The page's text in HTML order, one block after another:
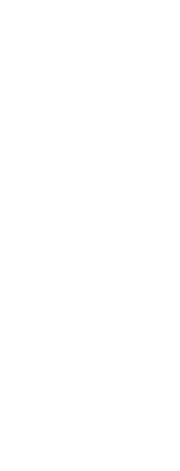
i favoriter